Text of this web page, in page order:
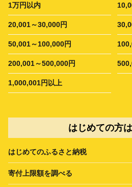
1万円以内
20,001～30,000円
50,001～100,000円
200,001～500,000円
1,000,001円以上
はじめての方
はじめてのふるさと納税
寄付上限額を調べる